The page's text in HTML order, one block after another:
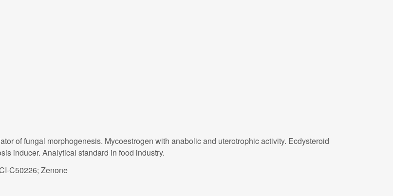
of fungal morphogenesis. Mycoestrogen with anabolic and uterotrophic activity. Ecdysteroid
inducer. Analytical standard in food industry.
C50226; Zenone